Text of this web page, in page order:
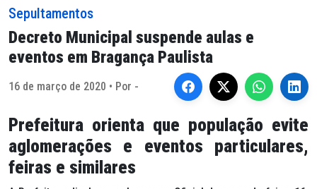
Sepultamentos
Decreto Municipal suspende aulas e
eventos em Bragança Paulista
16 de março de 2020 • Por -
Prefeitura orienta que população evite
aglomerações e eventos particulares,
feiras e similares